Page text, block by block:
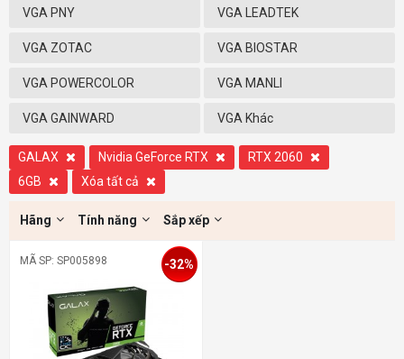
VGA PNY VGA LEADTEK
VGA ZOTAC VGA BIOSTAR
VGA POWERCOLOR VGA MANLI
VGA GAINWARD VGA Khác
GALAX Nvidia GeForce RTX
RTX 2060
6GB
Xóa tất cả
Hãng Tính năng Sắp xếp
MÃ SP: SP005898 -32%